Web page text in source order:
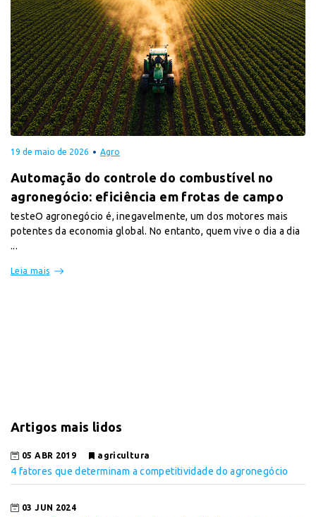
19 de maio de 2026 Agro
Automação do controle do combustível no
agronegócio: eficiência em frotas de campo
testeO agronegócio é, inegavelmente, um dos motores mais
potentes da economia global. No entanto, quem vive o dia a dia
...
Leia mais
Artigos mais lidos
05 ABR 2019 agricultura
4 fatores que determinam a competitividade do agronegócio
03 JUN 2024